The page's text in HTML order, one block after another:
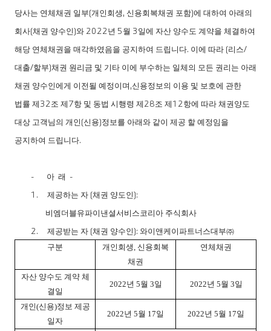
당사는 연체채권 일부(개인회생, 신용회복채권 포함)에 대하여 아래의
회사(채권 양수인)와 2022년 5월 3일에 자산 양수도 계약을 체결하여
해당 연체채권을 매각하였음을 공지하여 드립니다. 이에 따라 (리스/
대출/할부)채권 원리금 및 기타 이에 부수하는 일체의 모든 권리는 아래
채권 양수인에게 이전될 예정이며,신용정보의 이용 및 보호에 관한
법률 제32조 제7항 및 동법 시행령 제28조 제12항에 따라 채권양도
대상 고객님의 개인(신용)정보를 아래와 같이 제공 할 예정임을
공지하여 드립니다.
- 아 래 -
1.
제공하는 자 (채권 양도인):
비엠더블유파이낸셜서비스코리아 주식회사
2.
제공받는 자(채권 양수인): 와이앤케이파트너스대부㈜
구분 개인회생, 신용회복
채권
연체채권
자산 양수도 계약 체
결일
2022년 5월 3일 2022년 5월 3일
개인(신용)정보 제공
일자
2022년 5월 17일 2022년 5월 17일